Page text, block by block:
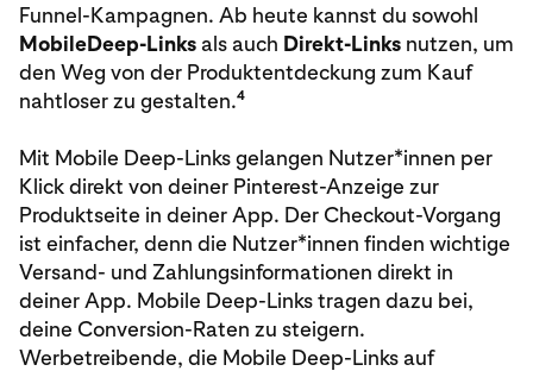
Funnel-Kampagnen. Ab heute kannst du sowohl
MobileDeep-Linksals auch Direkt-Links nutzen, um
den Weg von der Produktentdeckung zum Kauf
nahtloser zu gestalten.4
Mit Mobile Deep-Links gelangen Nutzer*innen per
Klick direkt von deiner Pinterest-Anzeige zur
Produktseite in deiner App. Der Checkout-Vorgang
ist einfacher, denn die Nutzer*innen finden wichtige
Versand- und Zahlungsinformationen direkt in
deiner App. Mobile Deep-Links tragen dazu bei,
deine Conversion-Raten zu steigern.
Werbetreibende, die Mobile Deep-Links auf